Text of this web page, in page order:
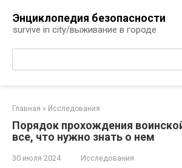
контенту
Энциклопедия безопасности
survive in city/выживание в городе
Поиск:
Главная » Исследования
Порядок прохождения
все, что нужно знать о нем
30 июля 2024 Исследования